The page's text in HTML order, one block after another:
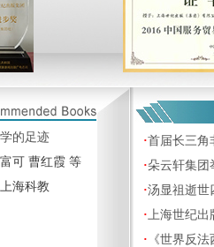
的足迹
可 曹红霞 等
上海科教
·首届长三角
·朵云轩集团
·汤显祖逝世
·上海世纪出
· 《世界反